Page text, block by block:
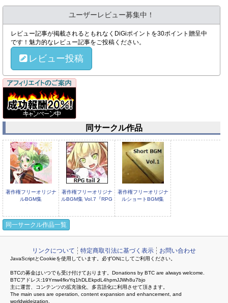
ユーザーレビュー募集中！
レビュー記事が掲載されるともれなくDiGiポイントを30ポイント贈呈中
です！魅力的なレビュー記事をご投稿ください。
レビュー投稿
同サークル作品
著作権フリーオリジナ
ルBGM集
著作権フリーオリジナ
ルBGM集 Vol.7『RPG
著作権フリーオリジナ
ルショートBGM集
著作権フリーオリジナ
ルジングル曲集 Vol.2
著作権フリーオリジナ
ルBGM集 『Trial Pack
2』
同一サークル作品一覧
リンクについて 特定商取引法に基づく表示 お問い合わせ
JavaScriptとCookieを使用しています。必ずONにしてご利用ください。
BTCの募金はいつでも受け付けております。Donations by BTC are always welcome.
BTCアドレス:19Ymw4fkvYq1hDLEkpdL4hpmJJWh8u7bjo
主に運営、コンテンツの拡充強化、多言語化に利用させて頂きます。
The main uses are operation, content expansion and enhancement, and
worldwideization.